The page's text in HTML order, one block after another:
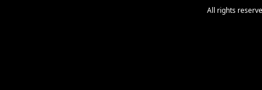
All rights